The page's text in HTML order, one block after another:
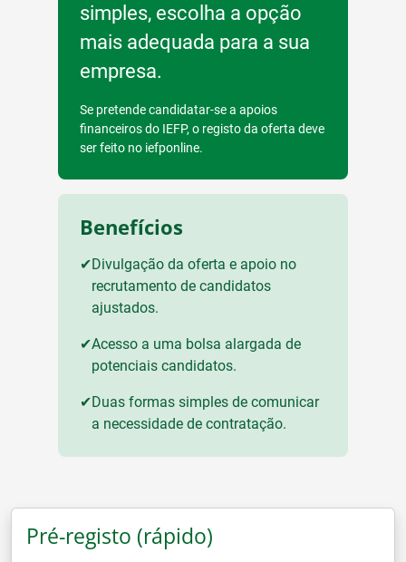
simples, escolha a opção
mais adequada para a sua
empresa.
Se pretende candidatar-se a apoios
financeiros do IEFP, o registo da oferta deve
ser feito no iefponline.
Benefícios
✔Divulgação da oferta e apoio no
recrutamento de candidatos
ajustados.
✔Acesso a uma bolsa alargada de
potenciais candidatos.
✔Duas formas simples de comunicar
a necessidade de contratação.
Pré-registo (rápido)